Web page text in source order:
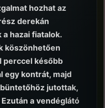
hozhat az
derekán
hazai fiatalok.
köszönhetően
perccel később
egy kontrát, majd
jutottak,
a vendéglátó